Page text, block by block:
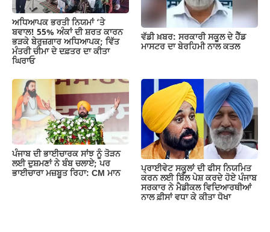
ਅਧਿਆਪਕ ਭਰਤੀ ਨਿਯਮਾਂ ‘ਤੇ
ਬਵਾਲ! 55% ਅੰਕਾਂ ਦੀ ਸ਼ਰਤ ਕਾਰਨ
ਭੜਕੇ ਬੇਰੁਜ਼ਗਾਰ ਅਧਿਆਪਕ; ਵਿੱਤ
ਮੰਤਰੀ ਚੀਮਾ ਦੇ ਦਫ਼ਤਰ ਦਾ ਕੀਤਾ
ਘਿਰਾਓ
ਵੱਡੀ ਖ਼ਬਰ: ਸਰਕਾਰੀ ਸਕੂਲ ਦੇ ਹੈੱਡ
ਮਾਸਟਰ ਦਾ ਬੇਰਹਿਮੀ ਨਾਲ ਕਤਲ
ਪੰਜਾਬ ਦੀ ਭਾਈਚਾਰਕ ਸਾਂਝ ਨੂੰ ਤੋੜਨ
ਲਈ ਦੁਸ਼ਮਣਾਂ ਨੇ ਬੰਬ ਚਲਾਏ; ਪਰ
ਭਾਈਚਾਰਾ ਮਜ਼ਬੂਤ ਰਿਹਾ: CM ਮਾਨ
ਪ੍ਰਾਈਵੇਟ ਸਕੂਲਾਂ ਦੀ ਫੀਸ ਨਿਯਮਿਤ
ਕਰਨ ਲਈ ਬਿੱਲ ਪੇਸ਼ ਕਰਦੇ ਹੋਏ ਪੰਜਾਬ
ਸਰਕਾਰ ਨੇ ਮੈਡੀਕਲ ਵਿਦਿਆਰਥੀਆਂ
ਨਾਲ ਫ਼ੀਸਾਂ ਵਧਾ ਕੇ ਕੀਤਾ ਧੋਖਾ